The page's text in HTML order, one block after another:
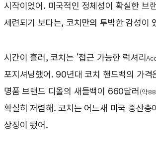
시작이었어. 미국적인 정체성이 확실한 브
세련되기 보다는, 코치만의 투박한 감성이
시간이 흘러, 코치는 ‘접근 가능한 럭셔리A
포지셔닝했어. 90년대 코치 핸드백의 가
명품 브랜드 디올의 새들백이 660달러 (약
확실히 저렴해. 코치는 어느새 미국 중산층
상징이 됐어.